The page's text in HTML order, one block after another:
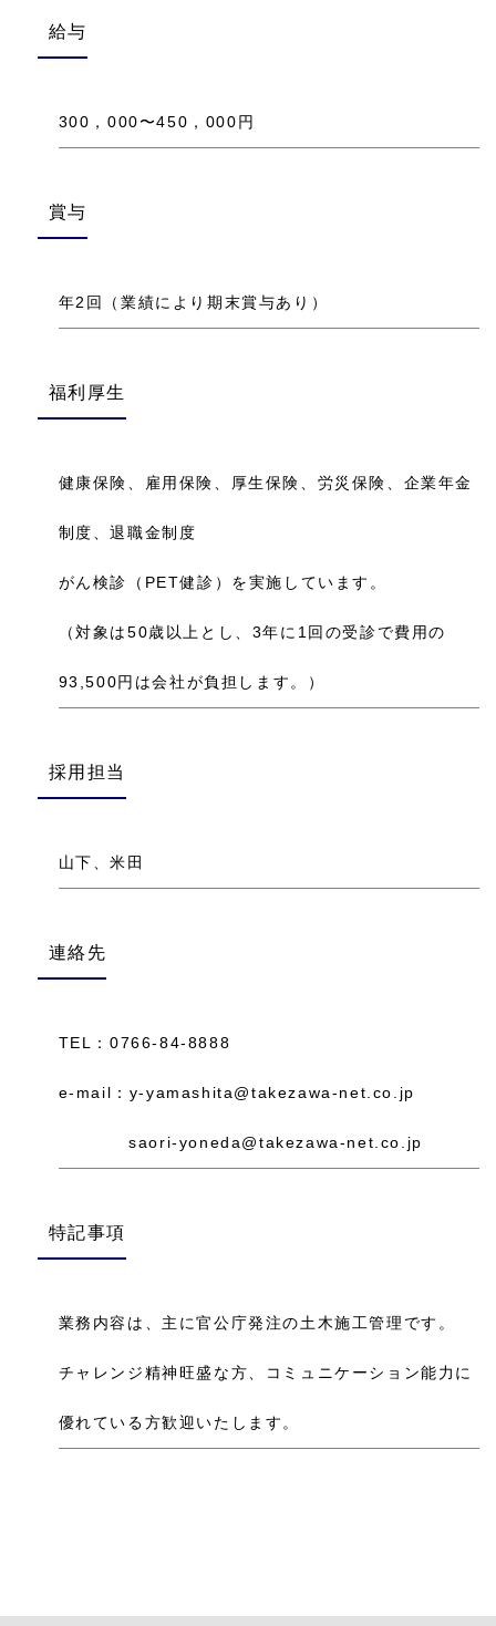
給与
300，000〜450，000円
賞与
年2回（業績により期末賞与あり）
福利厚生
健康保険、雇用保険、厚生保険、労災保険、企業年金
制度、退職金制度
がん検診（PET健診）を実施しています。
（対象は50歳以上とし、3年に1回の受診で費用の
93,500円は会社が負担します。）
採用担当
山下、米田
連絡先
TEL：0766-84-8888
e-mail：y-yamashita@takezawa-net.co.jp
saori-yoneda@takezawa-net.co.jp
特記事項
業務内容は、主に官公庁発注の土木施工管理です。
チャレンジ精神旺盛な方、コミュニケーション能力に
優れている方歓迎いたします。